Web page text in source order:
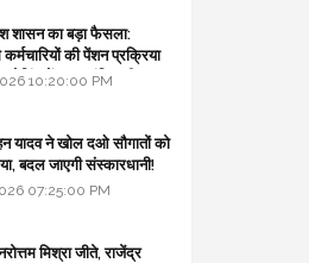
शासन का बड़ा फैसला:
कर्मचारियों की पेंशन प्रक्रिया
में हुए क्रांतिकारी
10:20:00 PM
यादव ने खोल दओ सौगातों को
बदल जाएगी संस्कारधानी!
07:25:00 PM
मिश्रा जीते, राजेंद्र